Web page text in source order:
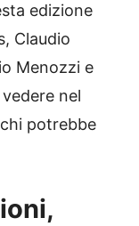
edizione
Claudio
Menozzi e
nel
potrebbe